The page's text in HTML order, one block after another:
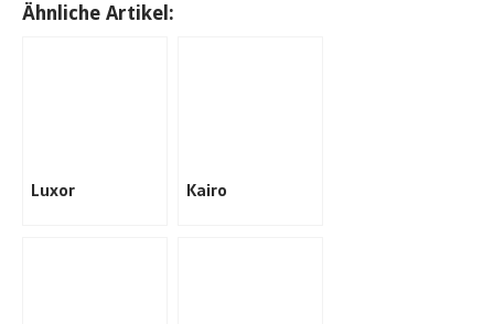
Ähnliche Artikel:
Luxor Kairo